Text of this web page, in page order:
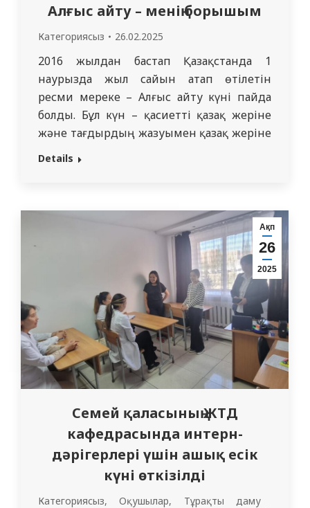
Алғыс айту – менің борышым
Категориясыз 26.02.2025
2016 жылдан бастап Қазақстанда 1
наурызда жыл сайын атап өтілетін
ресми мереке – Алғыс айту күні пайда
болды. Бұл күн – қасиетті қазақ жеріне
және тағдырдың жазуымен қазақ жеріне
қоныс аударған миллиондаған түрлі
оқытушылары мен студенттері бірге ұзақ
Details
Ақп
26
2025
Семей қаласының ЖТД
кафедрасында интерн-
дәрігерлері үшін ашық есік
күні өткізілді
Категориясыз,Оқушылар, Тұрақты даму